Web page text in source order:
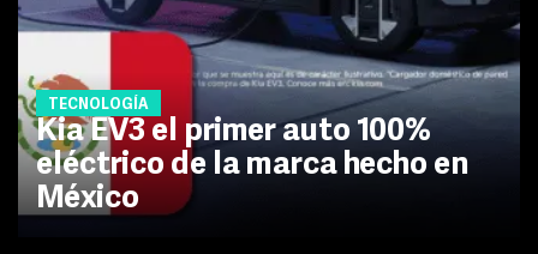
TECNOLOGÍA
Kia EV3 el primer auto 100%
eléctrico de la marca hecho en
México